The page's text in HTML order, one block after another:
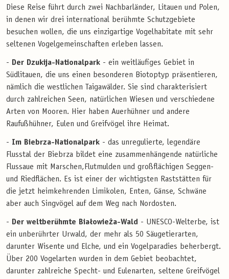
Diese Reise führt durch zwei Nachbarländer, Litauen und Polen,
in denen wir drei international berühmte Schutzgebiete
besuchen wollen, die uns einzigartige Vogelhabitate mit sehr
seltenen Vogelgemeinschaften erleben lassen.
- Der Dzukija-Nationalpark - ein weitläufiges Gebiet in
Südlitauen, die uns einen besonderen Biotoptyp präsentieren,
nämlich die westlichen Taigawälder. Sie sind charakterisiert
durch zahlreichen Seen, natürlichen Wiesen und verschiedene
Arten von Mooren. Hier haben Auerhühner und andere
Raufußhühner, Eulen und Greifvögel ihre Heimat.
- Im Biebrza-Nationalpark - das unregulierte, legendäre
Flusstal der Biebrza bildet eine zusammenhängende natürliche
Flussaue mit Marschen,Flutmulden und großflächigen Seggen-
und Riedflächen. Es ist einer der wichtigsten Raststätten für
die jetzt heimkehrenden Limikolen, Enten, Gänse, Schwäne
aber auch Singvögel auf dem Weg nach Nordosten.
- Der weltberühmte Białowieża-Wald - UNESCO-Welterbe, ist
ein unberührter Urwald, der mehr als 50 Säugetierarten,
darunter Wisente und Elche, und ein Vogelparadies beherbergt.
Über 200 Vogelarten wurden in dem Gebiet beobachtet,
darunter zahlreiche Specht- und Eulenarten, seltene Greifvögel